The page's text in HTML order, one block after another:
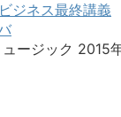
ジネス最終講義
ージック 2015